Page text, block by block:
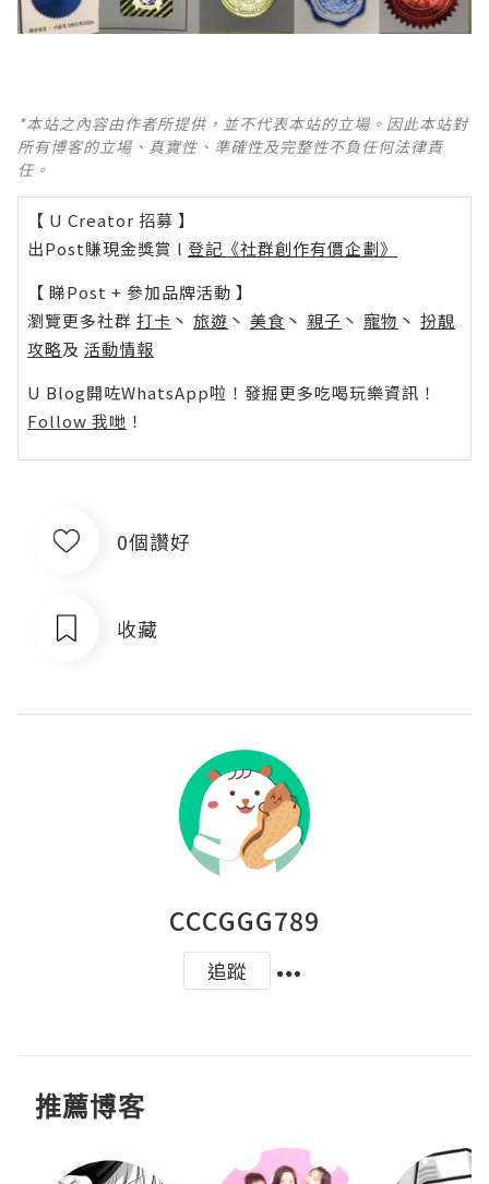
*本站之內容由作者所提供，並不代表本站的立場。因此本站對
所有博客的立場、真實性、準確性及完整性不負任何法律責
任。
【 U Creator 招募 】
出Post賺現金獎賞 l 登記《社群創作有價企劃》
【 睇Post + 參加品牌活動 】
瀏覽更多社群 打卡 丶 旅遊 丶 美食 丶 親子 丶 寵物 丶 扮靚
攻略及 活動情報
U Blog開咗WhatsApp啦！發掘更多吃喝玩樂資訊！
Follow 我哋 ！
0個讚好
收藏
CCCGGG789
追蹤
推薦博客